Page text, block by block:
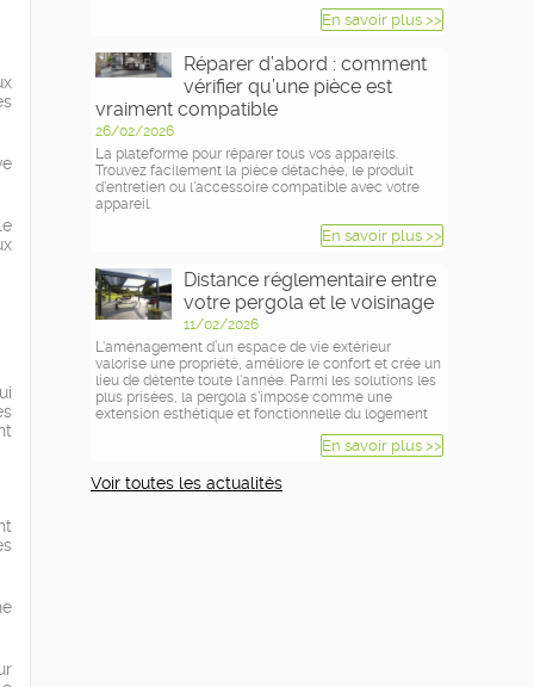
En savoir plus >>
Réparer d’abord : comment
vérifier qu’une pièce est
vraiment compatible
26/02/2026
La plateforme pour réparer tous vos appareils.
Trouvez facilement la pièce détachée, le produit
d'entretien ou l'accessoire compatible avec votre
appareil.
En savoir plus >>
Distance réglementaire entre
votre pergola et le voisinage
11/02/2026
L'aménagement d’un espace de vie extérieur
valorise une propriété, améliore le confort et crée un
lieu de détente toute l'année. Parmi les solutions les
plus prisées, la pergola s'impose comme une
extension esthétique et fonctionnelle du logement
En savoir plus >>
Voir toutes les actualités